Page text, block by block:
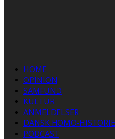
HOME
OPINION
SAMFUND
KULTUR
ANMELDELSER
DANSK HOMO-HISTORIE
PODCAST